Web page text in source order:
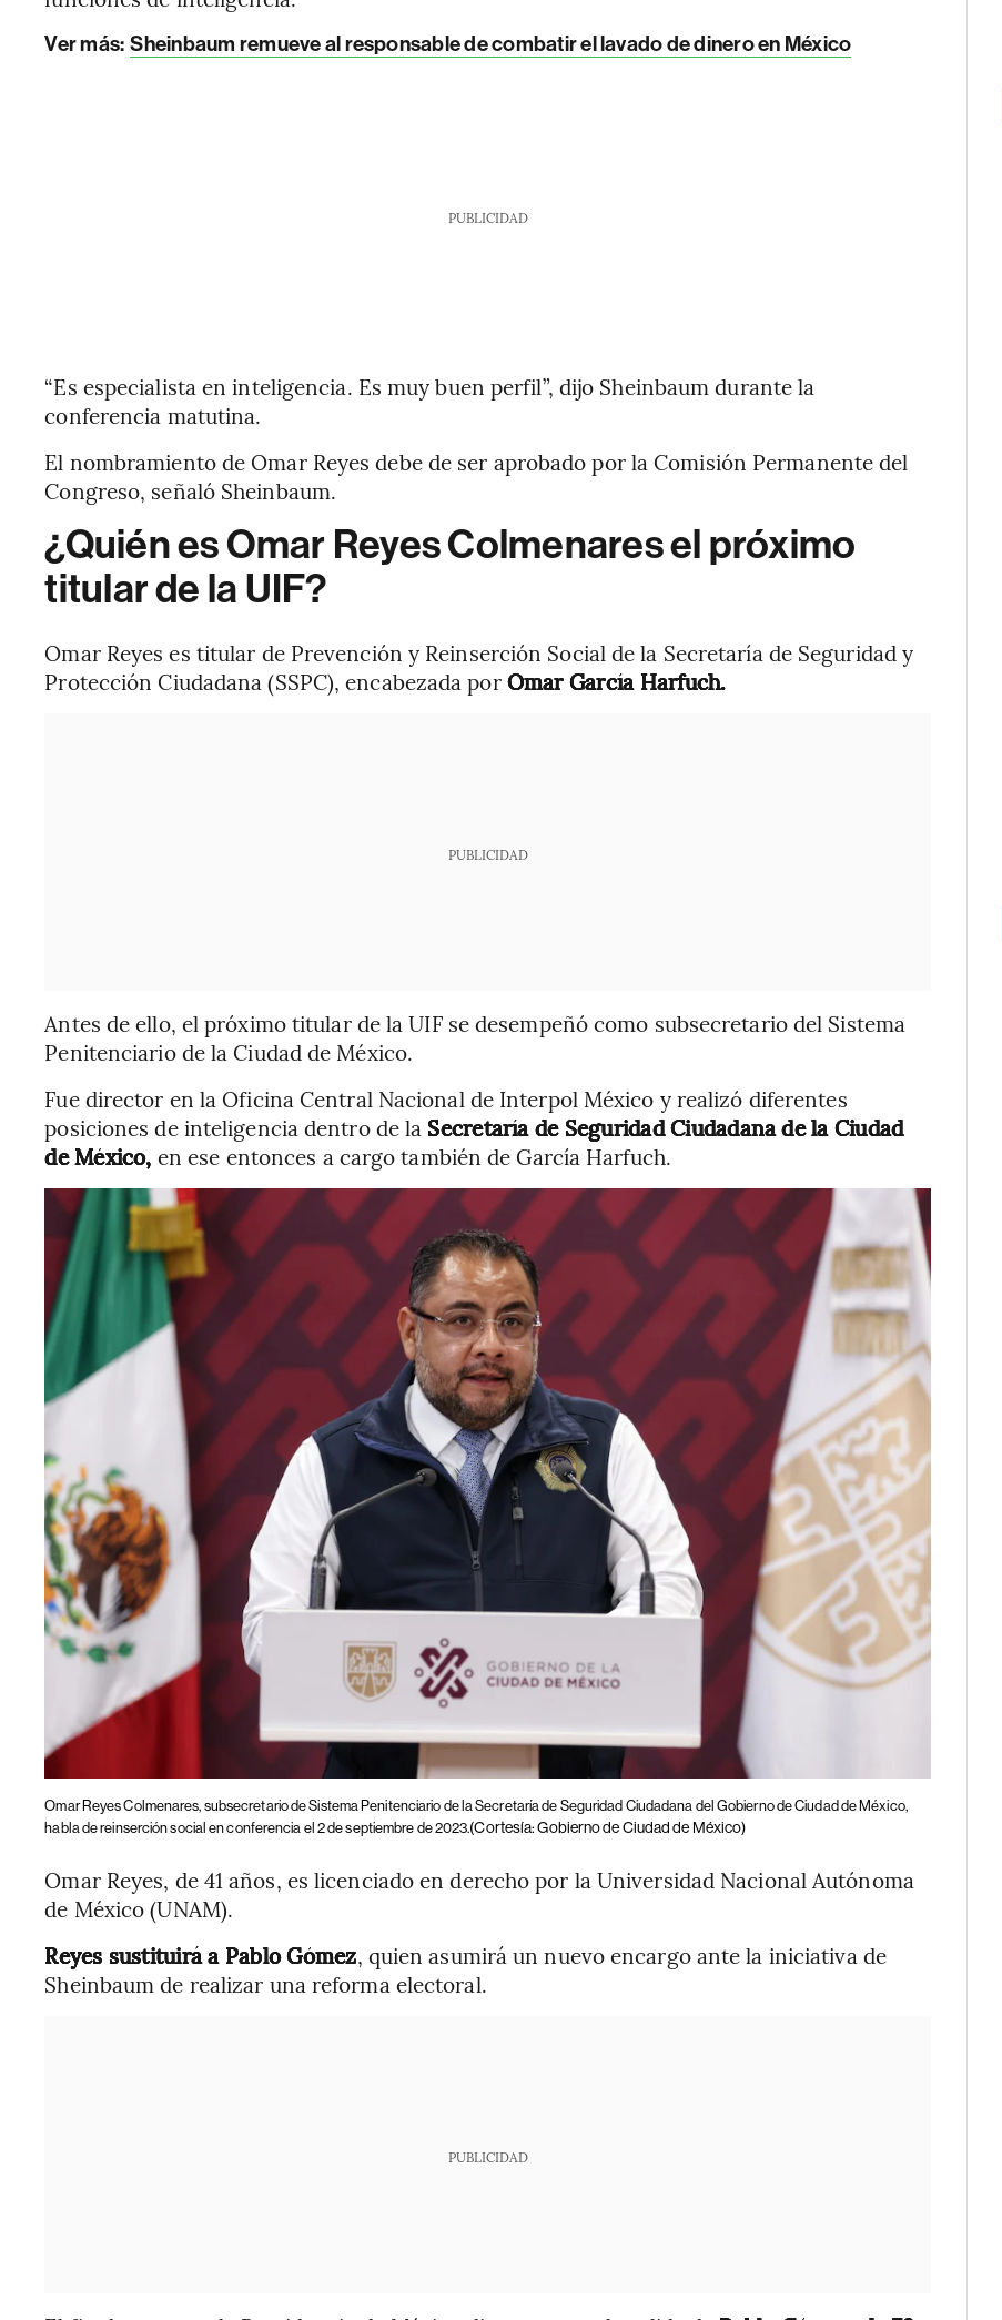
Ver más: Sheinbaum remueve al responsable de combatir el lavado de dinero en México
PUBLICIDAD
“Es especialista en inteligencia. Es muy buen perfil”, dijo Sheinbaum durante la
conferencia matutina.
El nombramiento de Omar Reyes debe de ser aprobado por la Comisión Permanente del
Congreso, señaló Sheinbaum.
¿Quién es Omar Reyes Colmenares el próximo
titular de la UIF?
Omar Reyes es titular de Prevención y Reinserción Social de la Secretaría de Seguridad y
Protección Ciudadana (SSPC), encabezada porOmar García Harfuch.
PUBLICIDAD
Antes de ello, el próximo titular de la UIF se desempeñó como subsecretario del Sistema
Penitenciario de la Ciudad de México.
Fue director en la Oficina Central Nacional de Interpol México y realizó diferentes
posiciones de inteligencia dentro de la Secretaría de Seguridad Ciudadana de la Ciudad
de México, en ese entonces a cargo también de García Harfuch.
Omar Reyes Colmenares, subsecretario de Sistema Penitenciario de la Secretaría de Seguridad Ciudadana del Gobierno de Ciudad de México,
habla de reinserción social en conferencia el 2 de septiembre de 2023.(Cortesía: Gobierno de Ciudad de México)
Omar Reyes, de 41 años, es licenciado en derecho por la Universidad Nacional Autónoma
de México (UNAM).
Reyes sustituirá a Pablo Gómez, quien asumirá un nuevo encargo ante la iniciativa de
Sheinbaum de realizar una reforma electoral.
PUBLICIDAD